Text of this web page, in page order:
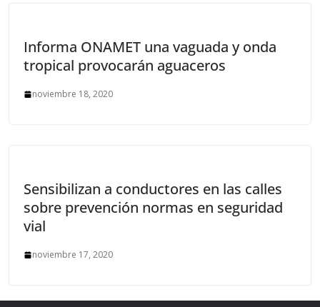
Informa ONAMET una vaguada y onda
tropical provocarán aguaceros
noviembre 18, 2020
Sensibilizan a conductores en las calles
sobre prevención normas en seguridad
vial
noviembre 17, 2020